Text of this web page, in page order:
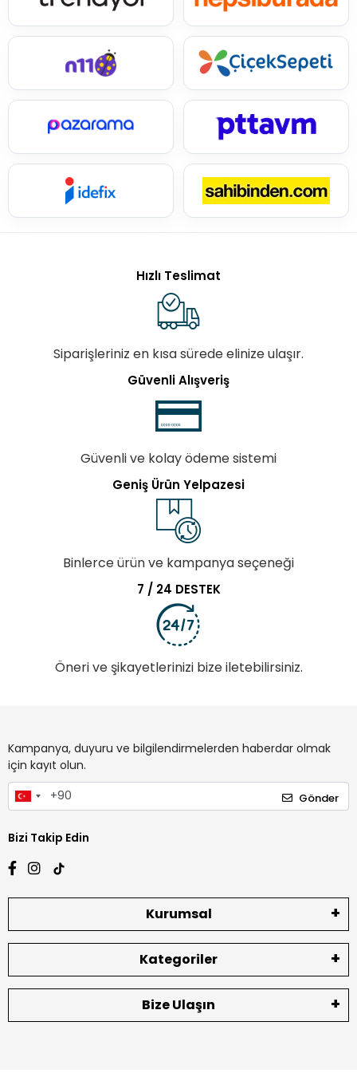
Hızlı Teslimat
Siparişleriniz en kısa sürede elinize ulaşır.
Güvenli Alışveriş
Güvenli ve kolay ödeme sistemi
Geniş Ürün Yelpazesi
Binlerce ürün ve kampanya seçeneği
7 / 24 DESTEK
Öneri ve şikayetlerinizi bize iletebilirsiniz.
Kampanya, duyuru ve bilgilendirmelerden haberdar olmak
için kayıt olun.
Gönder
Bizi Takip Edin
Kurumsal
Kategoriler
Bize Ulaşın